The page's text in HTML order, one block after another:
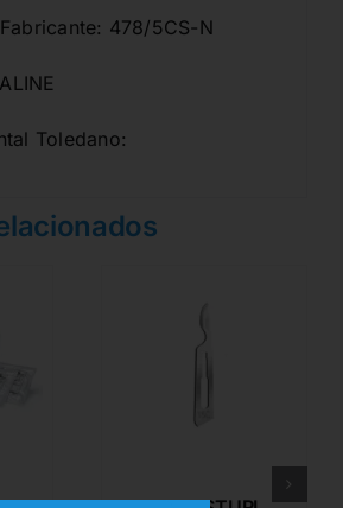
478/5CS-N
Toledano: